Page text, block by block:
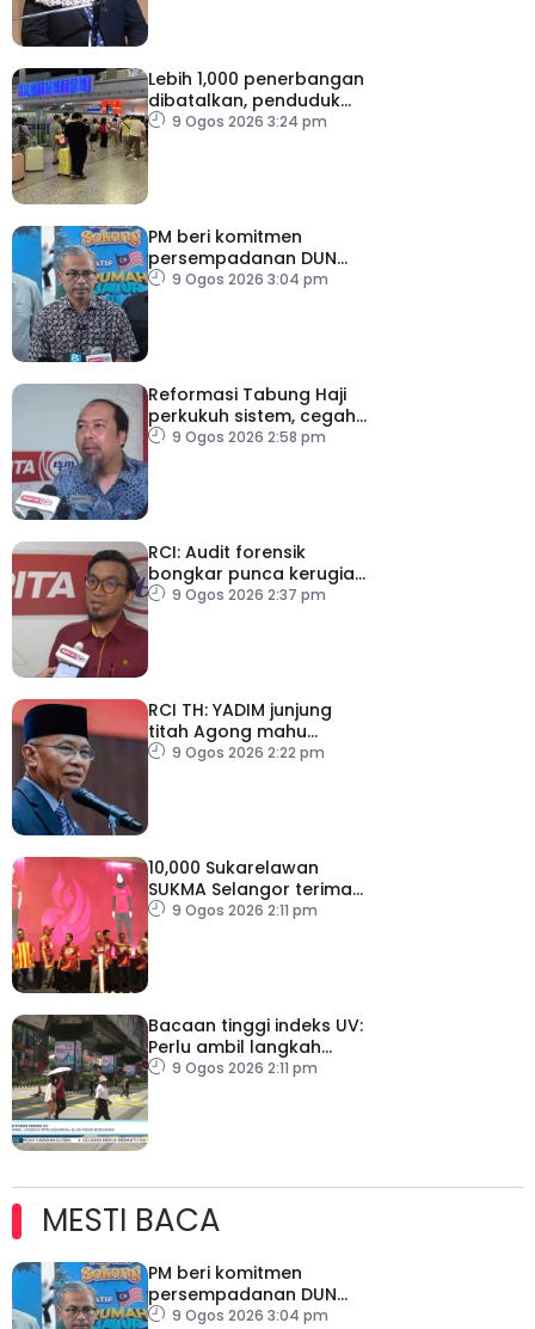
Lebih 1,000 penerbangan
dibatalkan, penduduk
dipindahkan persediaan
9 Ogos 2026 3:24 pm
PM beri komitmen
persempadanan DUN
Sarawak, minta laporan
9 Ogos 2026 3:04 pm
Reformasi Tabung Haji
perkukuh sistem, cegah
kesilapan berulang
9 Ogos 2026 2:58 pm
RCI: Audit forensik
bongkar punca kerugian,
kelemahan tadbir urus TH
9 Ogos 2026 2:37 pm
RCI TH: YADIM junjung
titah Agong mahu
siasatan tanpa
9 Ogos 2026 2:22 pm
10,000 Sukarelawan
SUKMA Selangor terima
elaun RM100 sehari
9 Ogos 2026 2:11 pm
Bacaan tinggi indeks UV:
Perlu ambil langkah
perlindungan, elak risiko
9 Ogos 2026 2:11 pm
MESTI BACA
PM beri komitmen
persempadanan DUN
Sarawak, minta laporan
9 Ogos 2026 3:04 pm